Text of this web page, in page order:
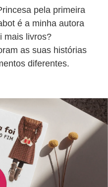
pela primeira
é a minha autora
mais livros?
as suas histórias
diferentes.